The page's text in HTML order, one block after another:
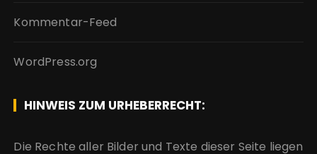
Kommentar-Feed
WordPress.org
HINWEIS ZUM URHEBERRECHT:
Die Rechte aller Bilder und Texte dieser Seite liegen